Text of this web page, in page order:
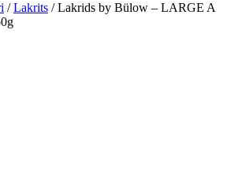
/Lakrits / Lakrids by Bülow – LARGE A